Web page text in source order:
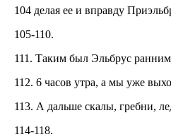
104 делая ее и вправду
105-110.
111. Таким был Эльбрус
112. 6 часов утра, а мы уже
113. А дальше скалы, гребни,
114-118.